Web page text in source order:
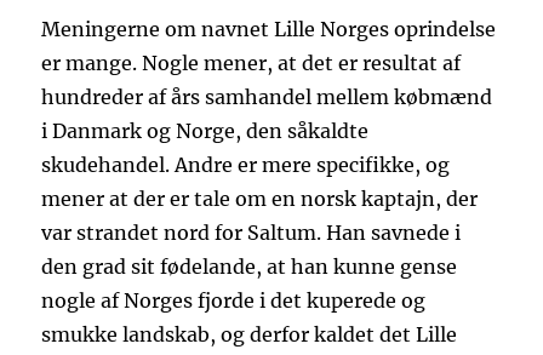
Meningerne om navnet Lille Norges oprindelse
er mange. Nogle mener, at det er resultat af
hundreder af års samhandel mellem købmænd
i Danmark og Norge, den såkaldte
skudehandel. Andre er mere specifikke, og
mener at der er tale om en norsk kaptajn, der
var strandet nord for Saltum. Han savnede i
den grad sit fødelande, at han kunne gense
nogle af Norges fjorde i det kuperede og
smukke landskab, og derfor kaldet det Lille